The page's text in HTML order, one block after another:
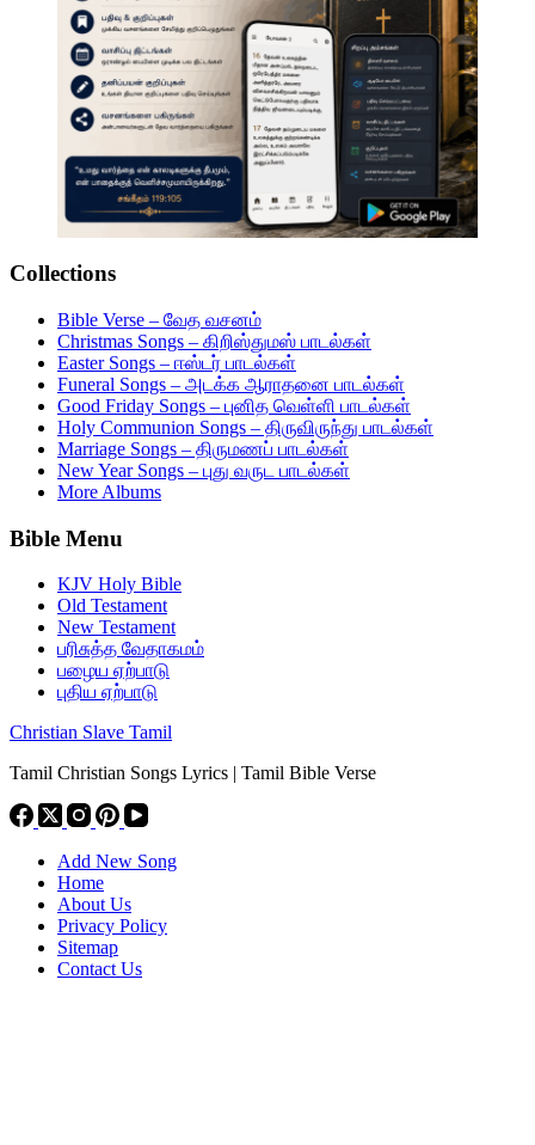
Collections
Bible Verse – வேத வசனம்
Christmas Songs – கிறிஸ்துமஸ் பாடல்கள்
Easter Songs – ஈஸ்டர் பாடல்கள்
Funeral Songs – அடக்க ஆராதனை பாடல்கள்
Good Friday Songs – புனித வெள்ளி பாடல்கள்
Holy Communion Songs – திருவிருந்து பாடல்கள்
Marriage Songs – திருமணப் பாடல்கள்
New Year Songs – புது வருட பாடல்கள்
More Albums
Bible Menu
KJV Holy Bible
Old Testament
New Testament
பரிசுத்த வேதாகமம்
பழைய ஏற்பாடு
புதிய ஏற்பாடு
Christian Slave Tamil
Tamil Christian Songs Lyrics | Tamil Bible Verse
Add New Song
Home
About Us
Privacy Policy
Sitemap
Contact Us